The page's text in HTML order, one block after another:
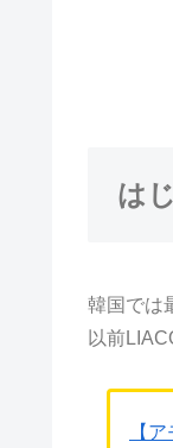
は
韓国では
以前
【